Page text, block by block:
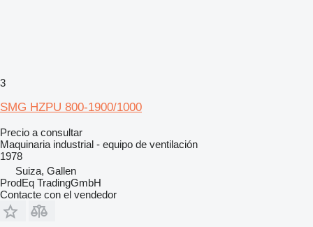
3
SMG HZPU 800-1900/1000
Precio a consultar
Maquinaria industrial - equipo de ventilación
1978
Suiza, Gallen
ProdEq TradingGmbH
Contacte con el vendedor